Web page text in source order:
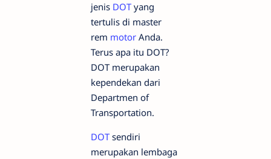
jenis DOTyang
tertulis di master
rem motor Anda.
Terus apa itu DOT?
DOT merupakan
kependekan dari
Departmen of
Transportation.
DOTsendiri
merupakan lembaga